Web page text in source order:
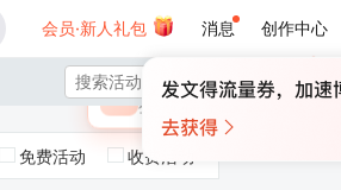
会员·新人礼包 消息 创作中心
×
🎁 未登录
登录领取最高

免费活动 收费活动